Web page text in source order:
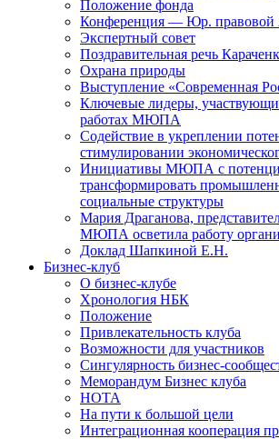
Положение фонда
Конференция — Юр. правовой
Экспертный совет
Поздравительная речь
Охрана природы
Выступление «Современная
Ключевые лидеры,
работах МЮПА
Cодействие в укреплении
стимулировании
Инициативы МЮПА с
трансформировать
социальные структуры
Мария Драганова,
МЮПА осветила работу
Доклад Шапкиной Е.Н.
Бизнес-клуб
О бизнес-клубе
Хронология НБК
Положение
Привлекательность клуба
Возможности для участников
Сингулярность бизнес-
Меморандум Бизнес клуба
НОТА
На пути к большой цели
Интеграционная кооперация